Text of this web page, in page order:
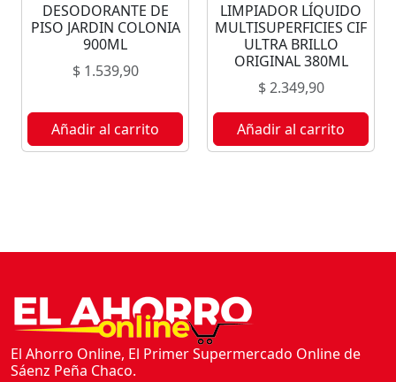
DESODORANTE DE
PISO JARDIN COLONIA
900ML
$1.539,90
Añadir al carrito
LIMPIADOR LÍQUIDO
MULTISUPERFICIES CIF
ULTRA BRILLO
ORIGINAL 380ML
$2.349,90
Añadir al carrito
El Ahorro Online, El Primer Supermercado Online de
Sáenz Peña Chaco.